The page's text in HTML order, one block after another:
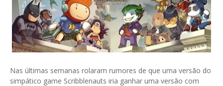
Nas últimas semanas rolaram rumores de que uma versão do
simpático game Scribblenauts iria ganhar uma versão com